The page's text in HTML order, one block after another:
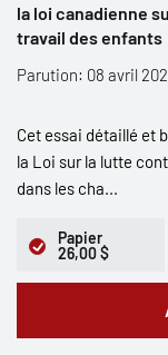
la loi canadienne
travail des enfants
Parution: 08 avril
Cet essai détaillé et
la Loi sur la lutte
dans les cha...
Papier
26,00 $